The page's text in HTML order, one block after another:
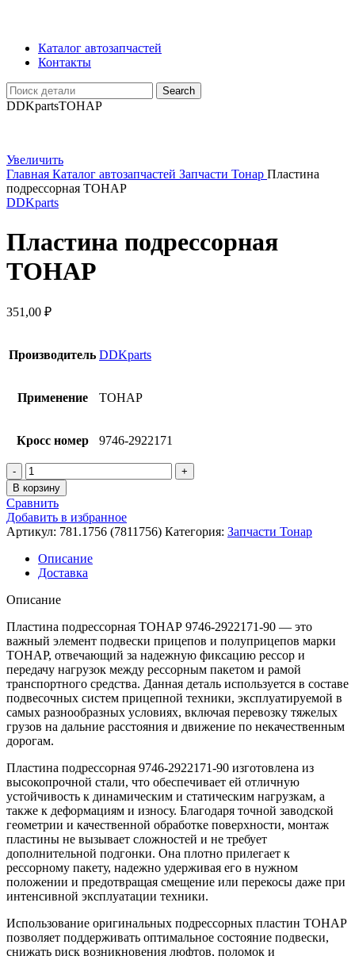
Каталог автозапчастей
Контакты
Search
DDKpartsТОНАР
Увеличить
Главная Каталог автозапчастей Запчасти Тонар Пластина
подрессорная ТОНАР
DDKparts
Пластина подрессорная
ТОНАР
351,00 ₽
Производитель DDKparts
Применение ТОНАР
Кросс номер 9746-2922171
Количество
товара
Пластина
подрессорная
ТОНАР
В корзину
Сравнить
Добавить в избранное
Артикул: 781.1756 (7811756) Категория: Запчасти Тонар
Описание
Доставка
Описание
Пластина подрессорная ТОНАР 9746-2922171-90 — это
важный элемент подвески прицепов и полуприцепов марки
ТОНАР, отвечающий за надежную фиксацию рессор и
передачу нагрузок между рессорным пакетом и рамой
транспортного средства. Данная деталь используется в составе
подвесочных систем прицепной техники, эксплуатируемой в
самых разнообразных условиях, включая перевозку тяжелых
грузов на дальние расстояния и движение по некачественным
дорогам.
Пластина подрессорная 9746-2922171-90 изготовлена из
высокопрочной стали, что обеспечивает ей отличную
устойчивость к динамическим и статическим нагрузкам, а
также к деформациям и износу. Благодаря точной заводской
геометрии и качественной обработке поверхности, монтаж
пластины не вызывает сложностей и не требует
дополнительной подгонки. Она плотно прилегает к
рессорному пакету, надежно удерживая его в нужном
положении и предотвращая смещение или перекосы даже при
интенсивной эксплуатации техники.
Использование оригинальных подрессорных пластин ТОНАР
позволяет поддерживать оптимальное состояние подвески,
снижать риск возникновения люфтов, поломок и